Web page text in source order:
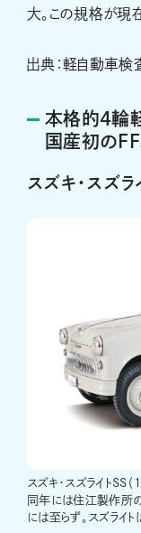
大。この規格が現
出典：軽自動車検
本格的4輪
国産初の
スズキ・スズラ
スズキ・スズライトSS
同年には住江製作所の
には至らず。スズライ